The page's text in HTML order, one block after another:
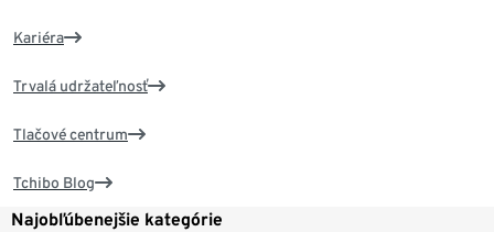
Kariéra
Trvalá udržateľnosť
Tlačové centrum
Tchibo Blog
Najobľúbenejšie kategórie